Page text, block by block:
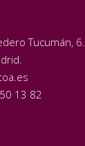
Tucumán,
13 82